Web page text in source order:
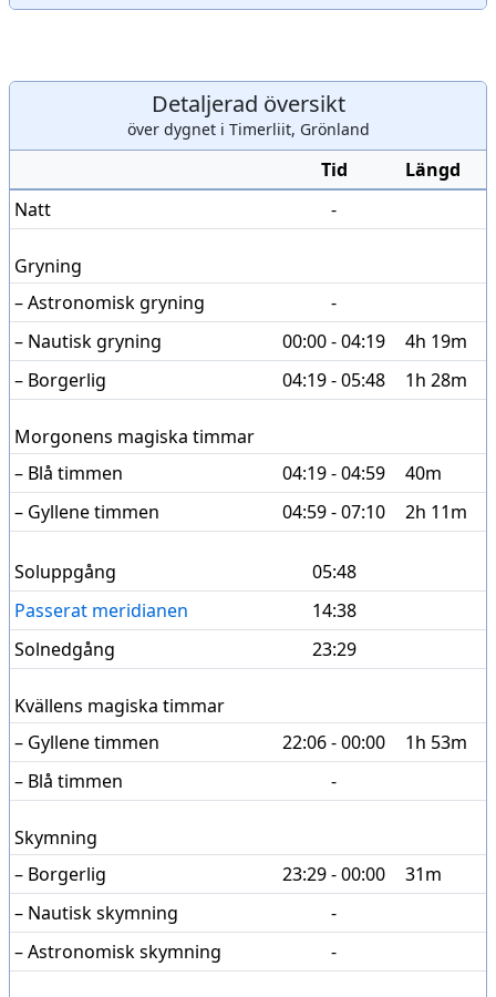
Detaljerad översikt
över dygnet i Timerliit, Grönland
Tid
Längd
Natt
-
Gryning
– Astronomisk gryning
-
– Nautisk gryning
00:00 - 04:19
4h 19m
– Borgerlig
04:19 - 05:48 1h 28m
Morgonens magiska timmar
– Blå timmen
04:19 - 04:59
40m
– Gyllene timmen
04:59 - 07:10 2h 11m
Soluppgång
05:48
Passerat meridianen
14:38
Solnedgång
23:29
Kvällens magiska timmar
– Gyllene timmen
22:06 - 00:00
1h 53m
– Blå timmen
-
Skymning
– Borgerlig
23:29 - 00:00
31m
– Nautisk skymning
-
– Astronomisk skymning
-